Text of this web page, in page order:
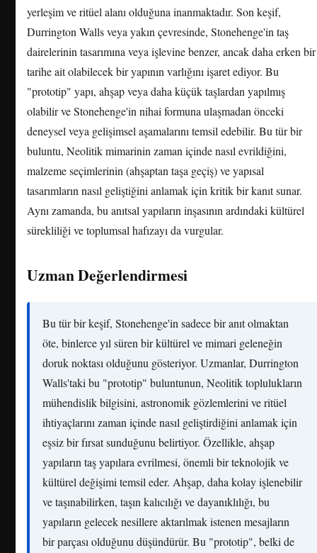
yerleşim ve ritüel alanı olduğuna inanmaktadır. Son keşif,
Durrington Walls veya yakın çevresinde, Stonehenge'in taş
dairelerinin tasarımına veya işlevine benzer, ancak daha erken bir
tarihe ait olabilecek bir yapının varlığını işaret ediyor. Bu
"prototip" yapı, ahşap veya daha küçük taşlardan yapılmış
olabilir ve Stonehenge'in nihai formuna ulaşmadan önceki
deneysel veya gelişimsel aşamalarını temsil edebilir. Bu tür bir
buluntu, Neolitik mimarinin zaman içinde nasıl evrildiğini,
malzeme seçimlerinin (ahşaptan taşa geçiş) ve yapısal
tasarımların nasıl geliştiğini anlamak için kritik bir kanıt sunar.
Aynı zamanda, bu anıtsal yapıların inşasının ardındaki kültürel
sürekliliği ve toplumsal hafızayı da vurgular.
Uzman Değerlendirmesi
Bu tür bir keşif, Stonehenge'in sadece bir anıt olmaktan
öte, binlerce yıl süren bir kültürel ve mimari geleneğin
doruk noktası olduğunu gösteriyor. Uzmanlar, Durrington
Walls'taki bu "prototip" buluntunun, Neolitik toplulukların
mühendislik bilgisini, astronomik gözlemlerini ve ritüel
ihtiyaçlarını zaman içinde nasıl geliştirdiğini anlamak için
eşsiz bir fırsat sunduğunu belirtiyor. Özellikle, ahşap
yapıların taş yapılara evrilmesi, önemli bir teknolojik ve
kültürel değişimi temsil eder. Ahşap, daha kolay işlenebilir
ve taşınabilirken, taşın kalıcılığı ve dayanıklılığı, bu
yapıların gelecek nesillere aktarılmak istenen mesajların
bir parçası olduğunu düşündürür. Bu "prototip", belki de